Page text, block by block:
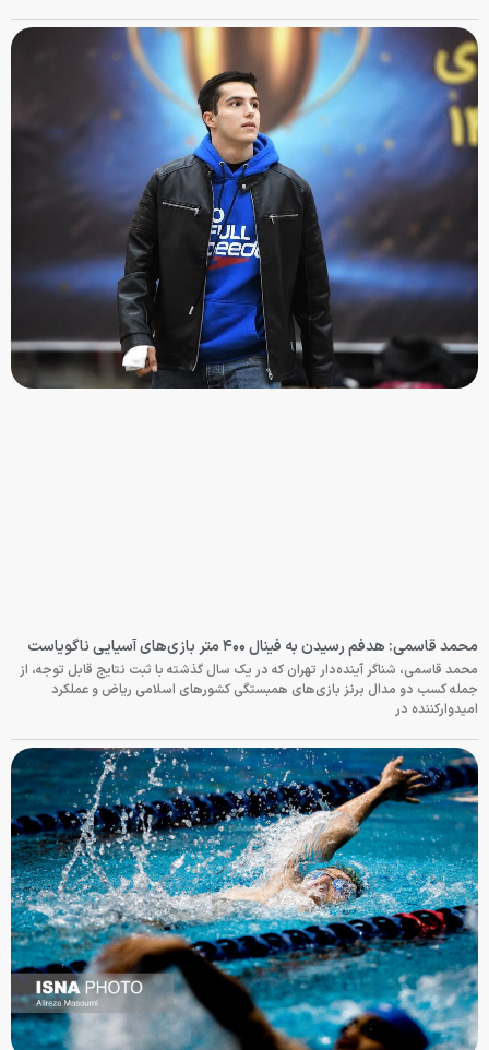
محمد قاسمی: هدفم رسیدن به فینال ۴۰۰ متر بازی‌های آسیایی ناگویاست
محمد قاسمی، شناگر آینده‌دار تهران که در یک سال گذشته با ثبت نتایج قابل توجه، از
جمله کسب دو مدال برنز بازی‌های همبستگی کشورهای اسلامی ریاض و عملکرد
امیدوارکننده در